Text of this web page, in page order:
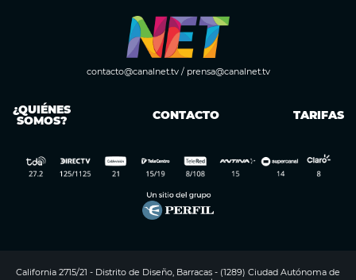
contacto@canalnet.tv/ prensa@canalnet.tv
¿QUIÉNES
SOMOS? CONTACTO TARIFAS
California 2715/21 - Distrito de Diseño, Barracas - (1289) Ciudad Autónoma de